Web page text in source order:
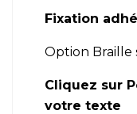
Fixation
Option Braille
Cliquez sur
votre texte